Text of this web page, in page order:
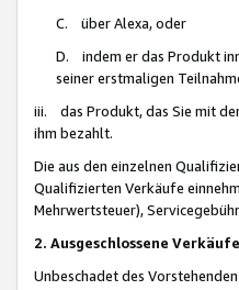
C. über Alexa, oder
D. indem er das Produkt
seiner erstmaligen
iii. das Produkt, das Sie mit
ihm bezahlt.
Die aus den einzelnen
Qualifizierten Verkäufe
Mehrwertsteuer),
2. Ausgeschlossene Verkäufe
Unbeschadet des